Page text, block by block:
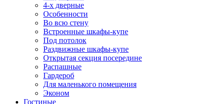
4-х дверные
Особенности
Во всю стену
Встроенные шкафы-купе
Под потолок
Раздвижные шкафы-купе
Открытая секция посередине
Распашные
Гардероб
Для маленького помещения
Эконом
Гостиные